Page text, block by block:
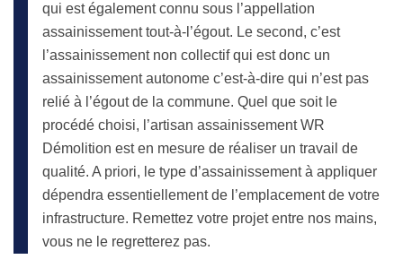
qui est également connu sous l’appellation
assainissement tout-à-l’égout. Le second, c’est
l’assainissement non collectif qui est donc un
assainissement autonome c’est-à-dire qui n’est pas
relié à l’égout de la commune. Quel que soit le
procédé choisi, l’artisan assainissement WR
Démolition est en mesure de réaliser un travail de
qualité. A priori, le type d’assainissement à appliquer
dépendra essentiellement de l’emplacement de votre
infrastructure. Remettez votre projet entre nos mains,
vous ne le regretterez pas.